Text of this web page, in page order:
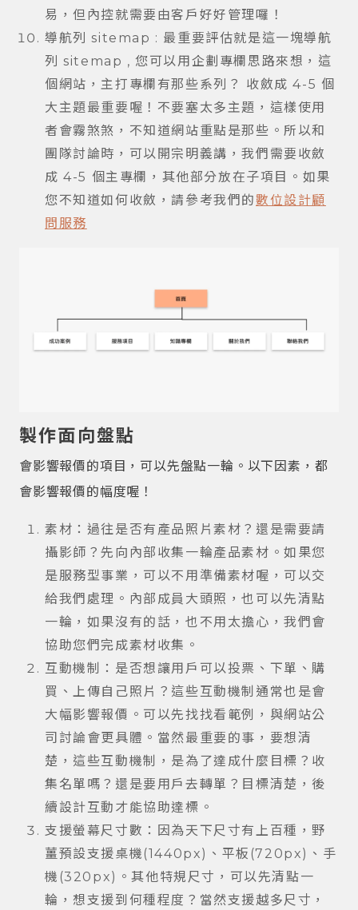
易，但內控就需要由客戶好好管理囉！
導航列 sitemap : 最重要評估就是這一塊導航
列 sitemap , 您可以用企劃專欄思路來想，這
個網站，主打專欄有那些系列？ 收斂成 4-5 個
大主題最重要喔！不要塞太多主題，這樣使用
者會霧煞煞，不知道網站重點是那些。所以和
團隊討論時，可以開宗明義講，我們需要收斂
成 4-5 個主專欄，其他部分放在子項目。如果
您不知道如何收斂，請參考我們的數位設計顧
問服務
製作面向盤點
會影響報價的項目，可以先盤點一輪。以下因素，都
會影響報價的幅度喔！
素材：過往是否有產品照片素材？還是需要請
攝影師？先向內部收集一輪產品素材。如果您
是服務型事業，可以不用準備素材喔，可以交
給我們處理。內部成員大頭照，也可以先清點
一輪，如果沒有的話，也不用太擔心，我們會
協助您們完成素材收集。
互動機制：是否想讓用戶可以投票、下單、購
買、上傳自己照片？這些互動機制通常也是會
大幅影響報價。可以先找找看範例，與網站公
司討論會更具體。當然最重要的事，要想清
楚，這些互動機制，是為了達成什麼目標？收
集名單嗎？還是要用戶去轉單？目標清楚，後
續設計互動才能協助達標。
支援螢幕尺寸數：因為天下尺寸有上百種，野
薑預設支援桌機(1440px)、平板(720px)、手
機(320px)。其他特規尺寸，可以先清點一
輪，想支援到何種程度？當然支援越多尺寸，